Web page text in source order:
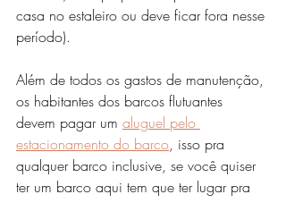
casa no estaleiro ou deve ficar fora nesse
período).
Além de todos os gastos de manutenção,
os habitantes dos barcos flutuantes
devem pagar um aluguel pelo
estacionamento do barco, isso pra
qualquer barco inclusive, se você quiser
ter um barco aqui tem que ter lugar pra